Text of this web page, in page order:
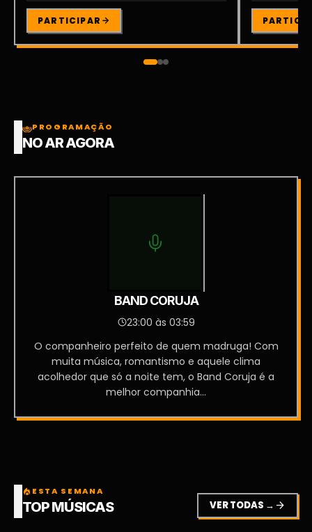
PARTICIPAR
PROGRAMAÇÃO
NO AR AGORA
BAND CORUJA
23:00 às 03:59
O companheiro perfeito de quem madruga! Com
muita música, romantismo e aquele clima
acolhedor que só a noite tem, o Band Coruja é a
melhor companhia...
local_fire_department ESTA SEMANA
TOP MÚSICAS VER TODAS → arrow_forward